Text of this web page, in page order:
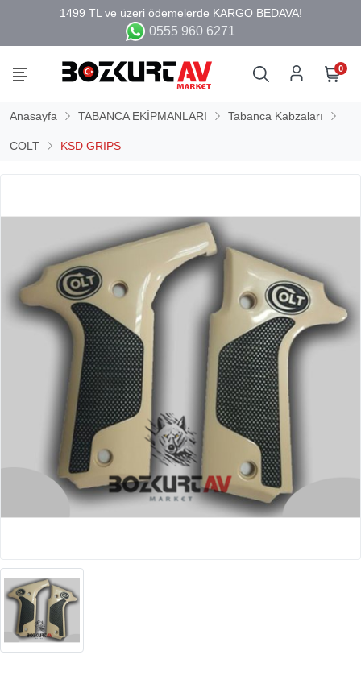
0555 960 6271
0
Anasayfa TABANCA EKİPMANLARI Tabanca Kabzaları
COLT KSD GRIPS